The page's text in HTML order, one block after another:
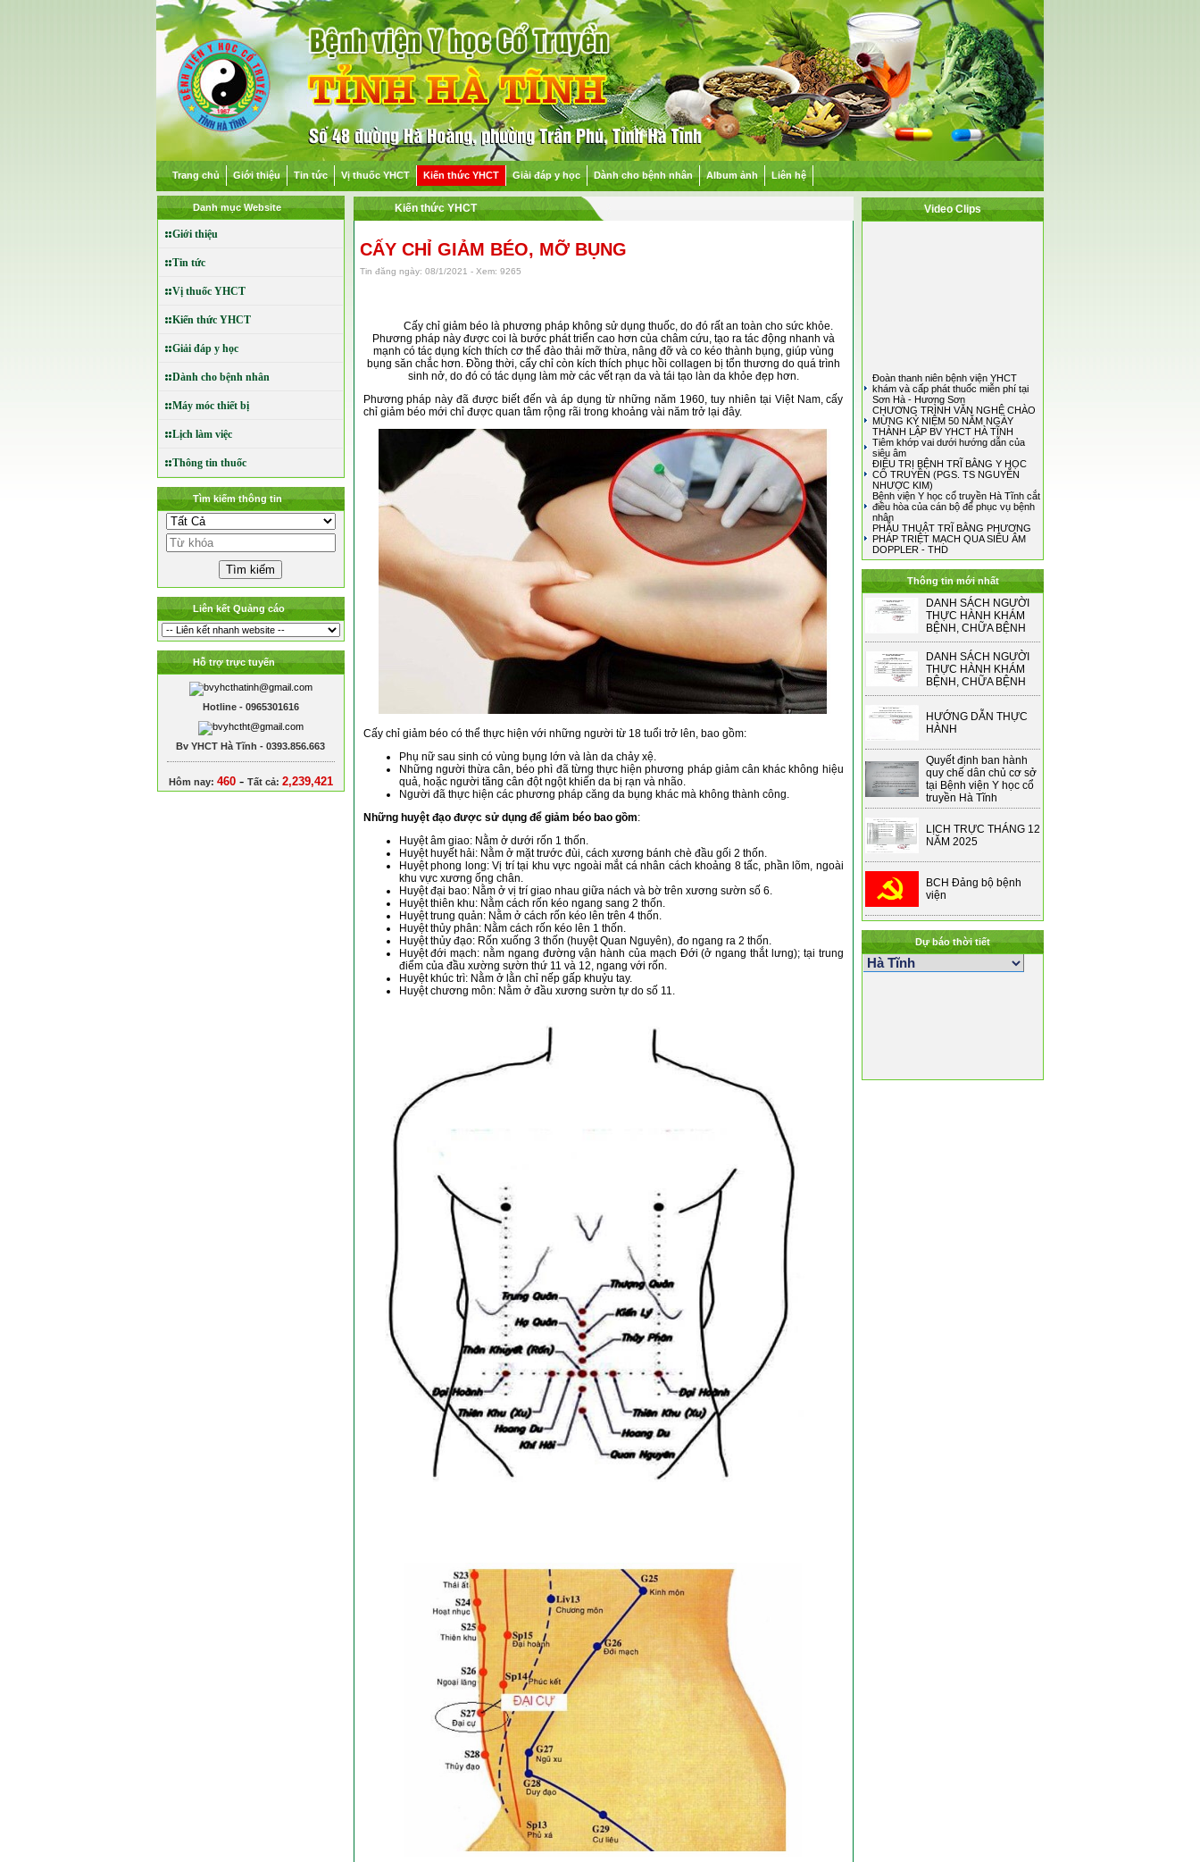
Trang chủ Giới thiệu Tin tức Vị thuốc YHCT Kiến thức YHCT Giải đáp y học Dành cho bệnh nhân Album ảnh Liên hệ
Danh mục Website
Giới thiệu
Tin tức
Vị thuốc YHCT
Kiến thức YHCT
Giải đáp y học
Dành cho bệnh nhân
Máy móc thiết bị
Lịch làm việc
Thông tin thuốc
Tìm kiếm thông tin
Liên kết Quảng cáo
Hỗ trợ trực tuyến
Hotline - 0965301616
Bv YHCT Hà Tĩnh - 0393.856.663
Hôm nay: 460- Tất cả: 2,239,421
Kiến thức YHCT
CẤY CHỈ GIẢM BÉO, MỠ BỤNG
Tin đăng ngày: 08/1/2021 - Xem: 9265
Cấy chỉ giảm béo là phương pháp không sử dụng thuốc, do đó rất an toàn cho sức khỏe.
Phương pháp này được coi là bước phát triển cao hơn của châm cứu, tạo ra tác động nhanh và
mạnh có tác dụng kích thích cơ thể đào thải mỡ thừa, nâng đỡ và co kéo thành bụng, giúp vùng
bụng săn chắc hơn. Đồng thời, cấy chỉ còn kích thích phục hồi collagen bị tổn thương do quá trình
sinh nở, do đó có tác dụng làm mờ các vết rạn da và tái tạo làn da khỏe đẹp hơn.
Phương pháp này đã được biết đến và áp dụng từ những năm 1960, tuy nhiên tại Việt Nam, cấy
chỉ giảm béo mới chỉ được quan tâm rộng rãi trong khoảng vài năm trở lại đây.
Cấy chỉ giảm béo có thể thực hiện với những người từ 18 tuổi trở lên, bao gồm:
Phụ nữ sau sinh có vùng bụng lớn và làn da chảy xệ.
Những người thừa cân, béo phì đã từng thực hiện phương pháp giảm cân khác không hiệu
quả, hoặc người tăng cân đột ngột khiến da bị rạn và nhão.
Người đã thực hiện các phương pháp căng da bụng khác mà không thành công.
Những huyệt đạo được sử dụng để giảm béo bao gồm:
Huyệt âm giao: Nằm ở dưới rốn 1 thốn.
Huyệt huyết hải: Nằm ở mặt trước đùi, cách xương bánh chè đầu gối 2 thốn.
Huyệt phong long: Vị trí tại khu vực ngoài mắt cá nhân cách khoảng 8 tấc, phần lõm, ngoài
khu vực xương ống chân.
Huyệt đại bao: Nằm ở vị trí giao nhau giữa nách và bờ trên xương sườn số 6.
Huyệt thiên khu: Nằm cách rốn kéo ngang sang 2 thốn.
Huyệt trung quản: Nằm ở cách rốn kéo lên trên 4 thốn.
Huyệt thủy phân: Nằm cách rốn kéo lên 1 thốn.
Huyệt thủy đạo: Rốn xuống 3 thốn (huyệt Quan Nguyên), đo ngang ra 2 thốn.
Huyệt đới mạch: nằm ngang đường vận hành của mạch Đới (ở ngang thắt lưng); tại trung
điểm của đầu xường sườn thứ 11 và 12, ngang với rốn.
Huyệt khúc trì: Nằm ở lằn chỉ nếp gấp khuỷu tay.
Huyệt chương môn: Nằm ở đầu xương sườn tự do số 11.
Video Clips
Đoàn thanh niên bệnh viện YHCT
khám và cấp phát thuốc miễn phí tại
Sơn Hà - Hương Sơn
CHƯƠNG TRÌNH VĂN NGHỆ CHÀO
MỪNG KỶ NIỆM 50 NĂM NGÀY
THÀNH LẬP BV YHCT HÀ TĨNH
Tiêm khớp vai dưới hướng dẫn của
siêu âm
ĐIỀU TRỊ BỆNH TRĨ BẰNG Y HỌC
CỔ TRUYỀN (PGS. TS NGUYỄN
NHƯỢC KIM)
Bệnh viện Y học cổ truyền Hà Tĩnh cắt
điều hòa của cán bộ để phục vụ bệnh
nhân
PHẪU THUẬT TRĨ BẰNG PHƯƠNG
PHÁP TRIỆT MẠCH QUA SIÊU ÂM
DOPPLER - THD
Thông tin mới nhất
DANH SÁCH NGƯỜI
THỰC HÀNH KHÁM
BỆNH, CHỮA BỆNH
DANH SÁCH NGƯỜI
THỰC HÀNH KHÁM
BỆNH, CHỮA BỆNH
HƯỚNG DẪN THỰC
HÀNH
Quyết định ban hành
quy chế dân chủ cơ sở
tại Bệnh viện Y học cổ
truyền Hà Tĩnh
LỊCH TRỰC THÁNG 12
NĂM 2025
BCH Đảng bộ bệnh
viện
Dự báo thời tiết